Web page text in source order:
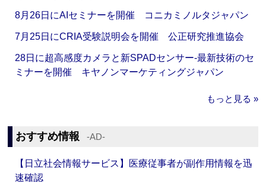
8月26日にAIセミナーを開催 コニカミノルタジャパン
7月25日にCRIA受験説明会を開催 公正研究推進協会
28日に超高感度カメラと新SPADセンサー‐最新技術のセ
ミナーを開催 キヤノンマーケティングジャパン
もっと見る »
おすすめ情報 ‐AD‐
【日立社会情報サービス】医療従事者が副作用情報を迅
速確認